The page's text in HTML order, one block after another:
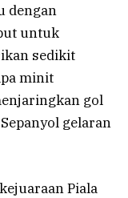
dengan
untuk
sedikit
minit
gol
gelaran
Piala